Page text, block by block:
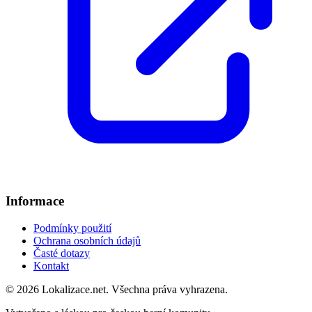
Informace
Podmínky použití
Ochrana osobních údajů
Časté dotazy
Kontakt
© 2026 Lokalizace.net. Všechna práva vyhrazena.